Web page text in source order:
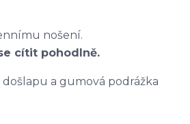
nošení.
cítit pohodlně.
a gumová podrážka